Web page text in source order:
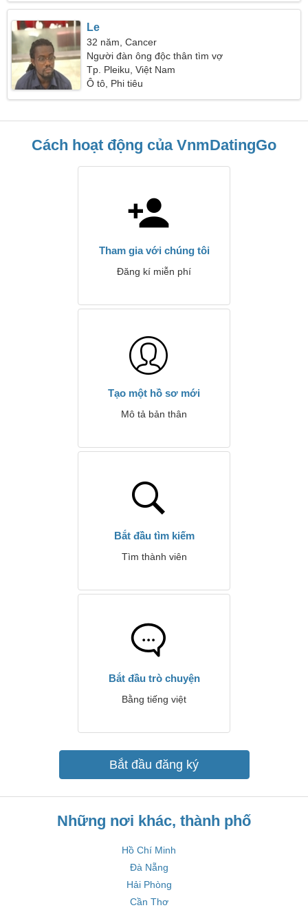
Le
32 năm, Cancer
Người đàn ông độc thân tìm vợ
Tp. Pleiku, Việt Nam
Ô tô, Phi tiêu
Cách hoạt động của VnmDatingGo
Tham gia với chúng tôi
Đăng kí miễn phí
Tạo một hồ sơ mới
Mô tả bản thân
Bắt đầu tìm kiếm
Tìm thành viên
Bắt đầu trò chuyện
Bằng tiếng việt
Bắt đầu đăng ký
Những nơi khác, thành phố
Hồ Chí Minh
Đà Nẵng
Hải Phòng
Cần Thơ